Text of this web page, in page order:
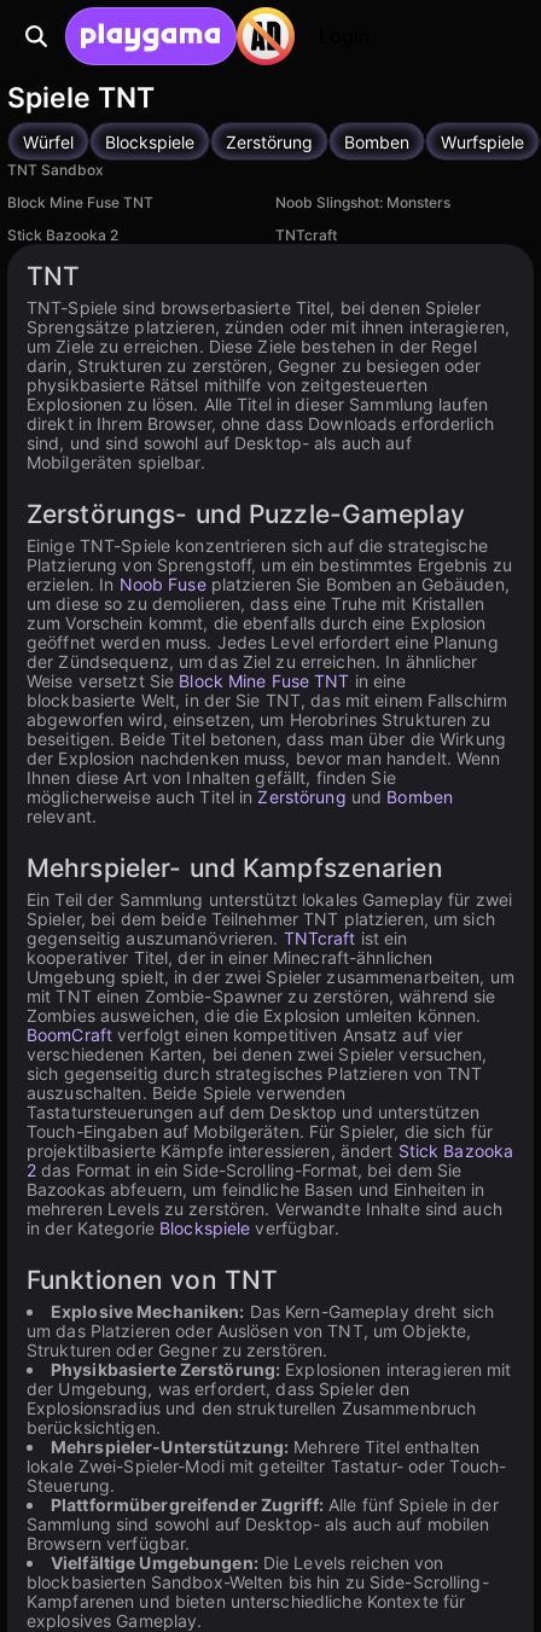
Spiele TNT
Würfel Blockspiele Zerstörung Bomben Wurfspiele
TNT Sandbox
Block Mine Fuse TNT
Noob Slingshot: Monsters
Stick Bazooka 2
TNTcraft
TNT
TNT-Spiele sind browserbasierte Titel, bei denen Spieler
Sprengsätze platzieren, zünden oder mit ihnen interagieren,
um Ziele zu erreichen. Diese Ziele bestehen in der Regel
darin, Strukturen zu zerstören, Gegner zu besiegen oder
physikbasierte Rätsel mithilfe von zeitgesteuerten
Explosionen zu lösen. Alle Titel in dieser Sammlung laufen
direkt in Ihrem Browser, ohne dass Downloads erforderlich
sind, und sind sowohl auf Desktop- als auch auf
Mobilgeräten spielbar.
Zerstörungs- und Puzzle-Gameplay
Einige TNT-Spiele konzentrieren sich auf die strategische
Platzierung von Sprengstoff, um ein bestimmtes Ergebnis zu
erzielen. In Noob Fuseplatzieren Sie Bomben an Gebäuden,
um diese so zu demolieren, dass eine Truhe mit Kristallen
zum Vorschein kommt, die ebenfalls durch eine Explosion
geöffnet werden muss. Jedes Level erfordert eine Planung
der Zündsequenz, um das Ziel zu erreichen. In ähnlicher
Weise versetzt Sie Block Mine Fuse TNT in eine
blockbasierte Welt, in der Sie TNT, das mit einem Fallschirm
abgeworfen wird, einsetzen, um Herobrines Strukturen zu
beseitigen. Beide Titel betonen, dass man über die Wirkung
der Explosion nachdenken muss, bevor man handelt. Wenn
Ihnen diese Art von Inhalten gefällt, finden Sie
möglicherweise auch Titel inZerstörung und Bomben
relevant.
Mehrspieler- und Kampfszenarien
Ein Teil der Sammlung unterstützt lokales Gameplay für zwei
Spieler, bei dem beide Teilnehmer TNT platzieren, um sich
gegenseitig auszumanövrieren. TNTcraft ist ein
kooperativer Titel, der in einer Minecraft-ähnlichen
Umgebung spielt, in der zwei Spieler zusammenarbeiten, um
mit TNT einen Zombie-Spawner zu zerstören, während sie
Zombies ausweichen, die die Explosion umleiten können.
BoomCraft verfolgt einen kompetitiven Ansatz auf vier
verschiedenen Karten, bei denen zwei Spieler versuchen,
sich gegenseitig durch strategisches Platzieren von TNT
auszuschalten. Beide Spiele verwenden
Tastatursteuerungen auf dem Desktop und unterstützen
Touch-Eingaben auf Mobilgeräten. Für Spieler, die sich für
projektilbasierte Kämpfe interessieren, ändert Stick Bazooka
2 das Format in ein Side-Scrolling-Format, bei dem Sie
Bazookas abfeuern, um feindliche Basen und Einheiten in
mehreren Levels zu zerstören. Verwandte Inhalte sind auch
in der Kategorie Blockspiele verfügbar.
Funktionen von TNT
Explosive Mechaniken: Das Kern-Gameplay dreht sich
um das Platzieren oder Auslösen von TNT, um Objekte,
Strukturen oder Gegner zu zerstören.
Physikbasierte Zerstörung: Explosionen interagieren mit
der Umgebung, was erfordert, dass Spieler den
Explosionsradius und den strukturellen Zusammenbruch
berücksichtigen.
Mehrspieler-Unterstützung: Mehrere Titel enthalten
lokale Zwei-Spieler-Modi mit geteilter Tastatur- oder Touch-
Steuerung.
Plattformübergreifender Zugriff: Alle fünf Spiele in der
Sammlung sind sowohl auf Desktop- als auch auf mobilen
Browsern verfügbar.
Vielfältige Umgebungen: Die Levels reichen von
blockbasierten Sandbox-Welten bis hin zu Side-Scrolling-
Kampfarenen und bieten unterschiedliche Kontexte für
explosives Gameplay.